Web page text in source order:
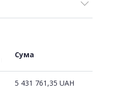
Сума
5 431 761,35 UAH